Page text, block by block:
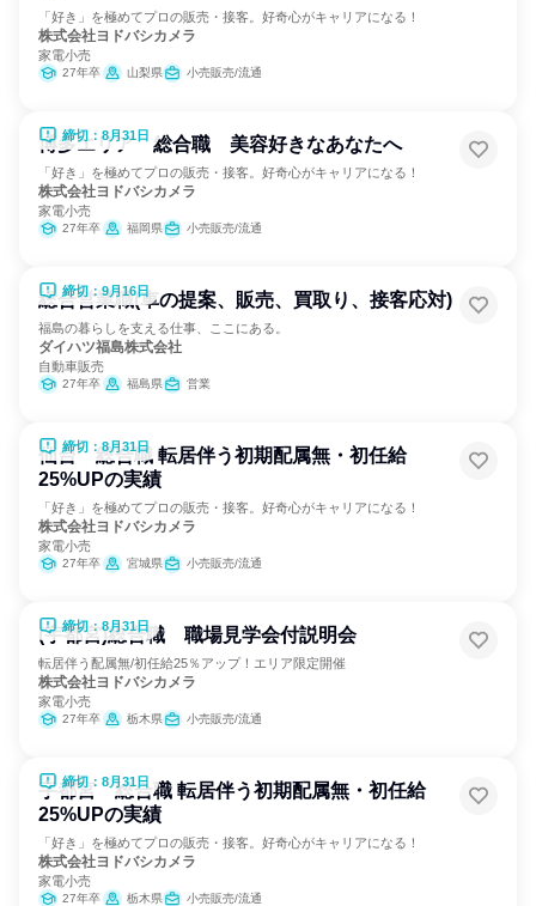
「好き」を極めてプロの販売・接客。好奇心がキャリアになる！
株式会社ヨドバシカメラ
家電小売
27年卒 山梨県 小売販売/流通
締切：8月31日
博多エリア 総合職 美容好きなあなたへ
「好き」を極めてプロの販売・接客。好奇心がキャリアになる！
株式会社ヨドバシカメラ
家電小売
27年卒 福岡県 小売販売/流通
締切：9月16日
総合営業職(車の提案、販売、買取り、接客応対)
福島の暮らしを支える仕事、ここにある。
ダイハツ福島株式会社
自動車販売
27年卒 福島県 営業
締切：8月31日
仙台 総合職 転居伴う初期配属無・初任給
25%UPの実績
「好き」を極めてプロの販売・接客。好奇心がキャリアになる！
株式会社ヨドバシカメラ
家電小売
27年卒 宮城県 小売販売/流通
締切：8月31日
(宇都宮)総合職 職場見学会付説明会
転居伴う配属無/初任給25％アップ！エリア限定開催
株式会社ヨドバシカメラ
家電小売
27年卒 栃木県 小売販売/流通
締切：8月31日
宇都宮 総合職 転居伴う初期配属無・初任給
25%UPの実績
「好き」を極めてプロの販売・接客。好奇心がキャリアになる！
株式会社ヨドバシカメラ
家電小売
27年卒 栃木県 小売販売/流通